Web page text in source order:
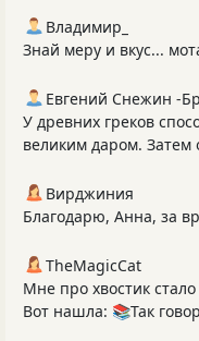
Владимир_
Знай меру и вкус...
Евгений Снежин -
У древних греков
великим даром. Затем
Вирджиния
Благодарю, Анна, за
TheMagicCat
Мне про хвостик
Вот нашла: 📚Так